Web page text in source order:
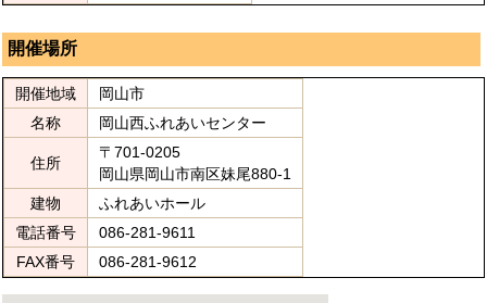
開催場所
開催地域
岡山市
名称
岡山西ふれあいセンター
住所
〒701-0205
岡山県岡山市南区妹尾880-1
建物
ふれあいホール
電話番号
086-281-9611
FAX番号
086-281-9612